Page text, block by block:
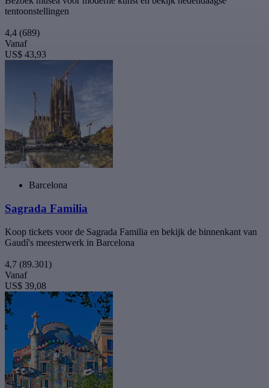
tentoonstellingen
4,4 (689)
Vanaf
US$ 43,93
Barcelona
Sagrada Familia
Koop tickets voor de Sagrada Familia en bekijk de binnenkant van
Gaudí's meesterwerk in Barcelona
4,7 (89.301)
Vanaf
US$ 39,08